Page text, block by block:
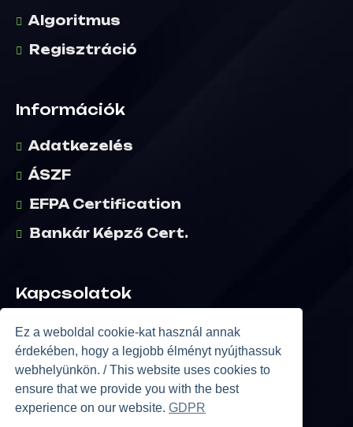
Algoritmus
Regisztráció
Információk
Adatkezelés
ÁSZF
EFPA Certification
Bankár Képző Cert.
Kapcsolatok
E: Info@allthemillions.com
K: Kapcsolatfelvétel
Ez a weboldal cookie-kat használ annak
érdekében, hogy a legjobb élményt nyújthassuk
webhelyünkön. / This website uses cookies to
ensure that we provide you with the best
experience on our website.GDPR